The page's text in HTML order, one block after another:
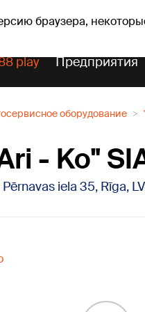
браузера,
Askolds Прогноз погоды
play Предприятия
оборудование
- Ko"
Pērnavas iela 35, Rīga,